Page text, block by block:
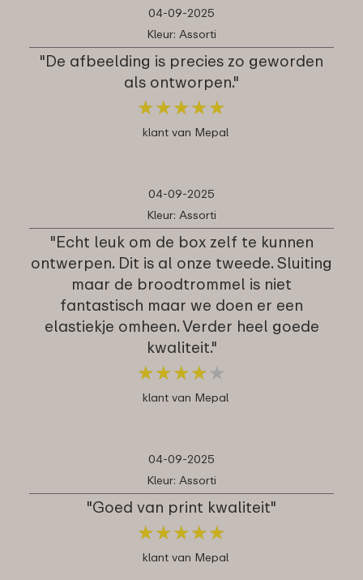
04-09-2025
Kleur: Assorti
"De afbeelding is precies zo geworden
als ontworpen."
★★★★★
★★★★★
klant van Mepal
04-09-2025
Kleur: Assorti
"Echt leuk om de box zelf te kunnen
ontwerpen. Dit is al onze tweede. Sluiting
maar de broodtrommel is niet
fantastisch maar we doen er een
elastiekje omheen. Verder heel goede
kwaliteit."
★★★★ ★
★★★★ ★
klant van Mepal
04-09-2025
Kleur: Assorti
"Goed van print kwaliteit"
★★★★★
★★★★★
klant van Mepal